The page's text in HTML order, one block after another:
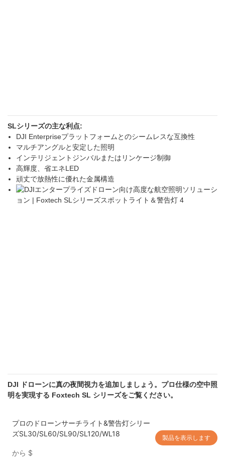
SLシリーズの主な利点:
DJI Enterpriseプラットフォームとのシームレスな互換性
マルチアングルと安定した照明
インテリジェントジンバルまたはリンケージ制御
高輝度、省エネLED
頑丈で放熱性に優れた金属構造
DJI ドローンに真の夜間視力を追加しましょう。プロ仕様の空中照
明を実現する Foxtech SL シリーズをご覧ください。
プロのドローンサーチライト&警告灯シリー
ズSL30/SL60/SL90/SL120/WL18
から $
製品を表示します